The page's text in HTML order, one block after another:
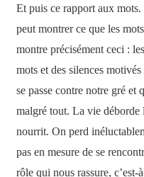
Et puis ce rapport aux mots.
peut montrer ce que les
montre précisément ceci :
mots et des silences
se passe contre notre gré et
malgré tout. La vie déborde
nourrit. On perd
pas en mesure de se
rôle qui nous rassure,